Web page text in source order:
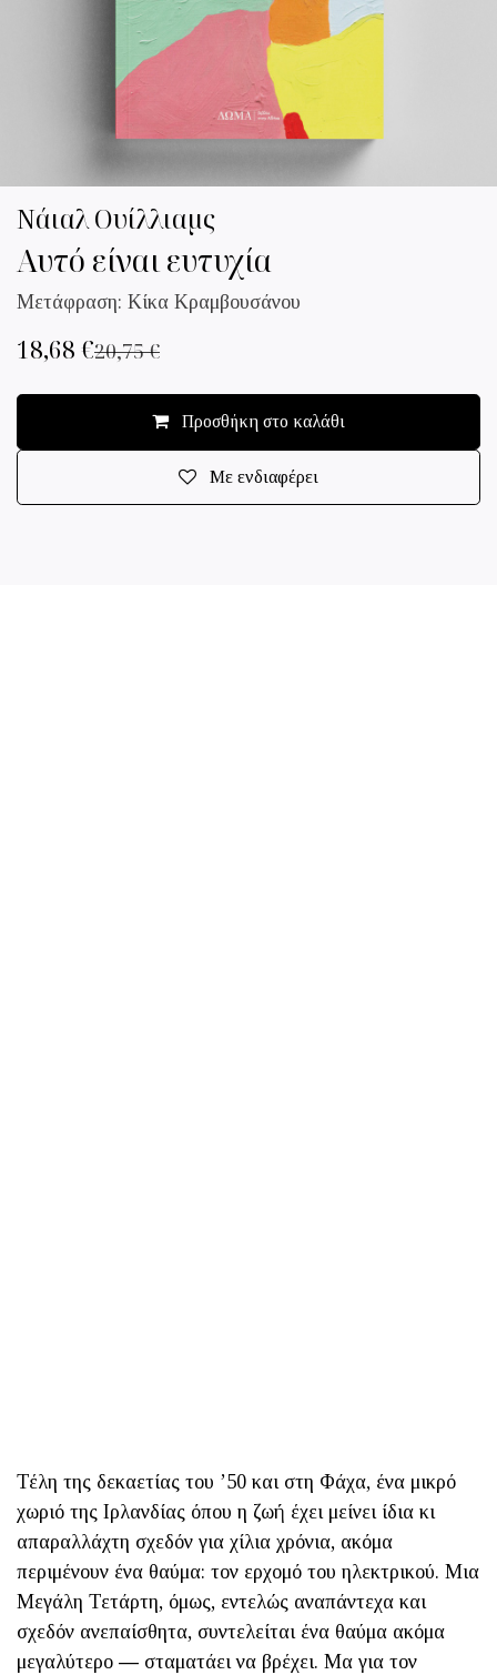
Νάιαλ Ουίλλιαμς
Αυτό είναι ευτυχία
Μετάφραση: Κίκα Κραμβουσάνου
18,68 €20,75€
Προσθήκη στο καλάθι
Με ενδιαφέρει
Τέλη της δεκαετίας του ’50 και στη Φάχα, ένα μικρό
χωριό της Ιρλανδίας όπου η ζωή έχει μείνει ίδια κι
απαραλλάχτη σχεδόν για χίλια χρόνια, ακόμα
περιμένουν ένα θαύμα: τον ερχομό του ηλεκτρικού. Μια
Μεγάλη Τετάρτη, όμως, εντελώς αναπάντεχα και
σχεδόν ανεπαίσθητα, συντελείται ένα θαύμα ακόμα
μεγαλύτερο ― σταματάει να βρέχει. Μα για τον